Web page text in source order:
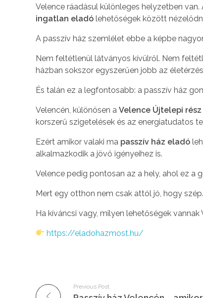
Velence ráadásul különleges helyzetben
ingatlan eladó lehetőségek között
A passzív ház szemlélet ebbe a képbe
Nem feltétlenül látványos kívülről. Nem
házban sokszor egyszerűen jobb az
És talán ez a legfontosabb: a passzív ház
Velencén, különösen a Velence Újtelepi rész
korszerű szigetelések és az energiatudatos
Ezért amikor valaki ma passzív ház eladó
alkalmazkodik a jövő igényeihez is.
Velence pedig pontosan az a hely, ahol ez a
Mert egy otthon nem csak attól jó, hogy
Ha kíváncsi vagy, milyen lehetőségek
https://eladohazmost.hu/
Previous Post